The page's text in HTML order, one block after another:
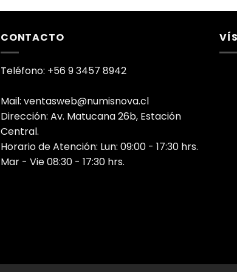
CONTACTO
Teléfono: +56 9 3457 8942
Mail: ventasweb@numisnova.cl
Dirección: Av. Matucana 26b, Estación
Central.
Horario de Atención: Lun: 09:00 - 17:30 hrs.
Mar - Vie 08:30 - 17:30 hrs.